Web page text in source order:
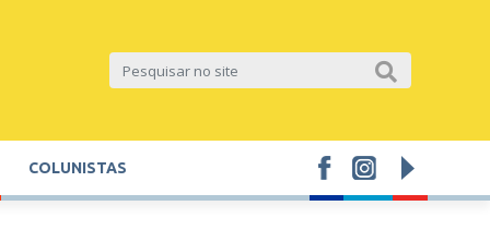
COLUNISTAS